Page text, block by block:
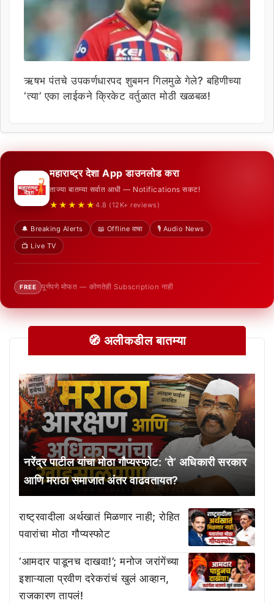
ऋषभ पंतचे उपकर्णधारपद शुबमन गिलमुळे गेले? बहिणीच्या
‘त्या’ एका लाईकने क्रिकेट वर्तुळात मोठी खळबळ!
महाराष्ट्र देशा App डाउनलोड करा
ताज्या बातम्या सर्वात आधी — Notifications सकट!
★★★★★ 4.8 (12K+ reviews)
🔔 Breaking Alerts 📖 Offline वाचा
🎙️ Audio News
📺 Live TV
FREE पूर्णपणे मोफत — कोणतेही Subscription नाही
🧭 अलीकडील बातम्या
नरेंद्र पाटील यांचा मोठा गौप्यस्फोट: ‘ते’ अधिकारी सरकार
आणि मराठा समाजात अंतर वाढवतायत?
राष्ट्रवादीला अर्थखातं मिळणार नाही; रोहित
पवारांचा मोठा गौप्यस्फोट
‘आमदार पाडूनच दाखवा!’; मनोज जरांगेंच्या
इशाऱ्याला प्रवीण दरेकरांचं खुलं आव्हान,
राजकारण तापलं!